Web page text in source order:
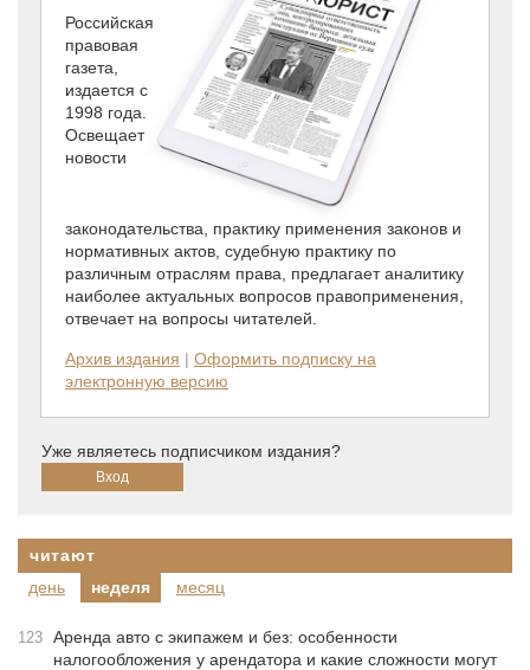
Российская
правовая
газета,
издается с
1998 года.
Освещает
новости
законодательства, практику применения законов и
нормативных актов, судебную практику по
различным отраслям права, предлагает аналитику
наиболее актуальных вопросов правоприменения,
отвечает на вопросы читателей.
Архив издания | Оформить подписку на
электронную версию
Уже являетесь подписчиком издания?
читают
день
неделя месяц
123 Аренда авто с экипажем и без: особенности
налогообложения у арендатора и какие сложности могут